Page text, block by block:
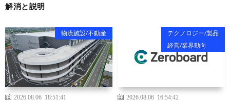
解消と説明
物流施設/不動産
2026.08.06 18:51:41
テクノロジー/製品
経営/業界動向
2026.08.06 16:54:42